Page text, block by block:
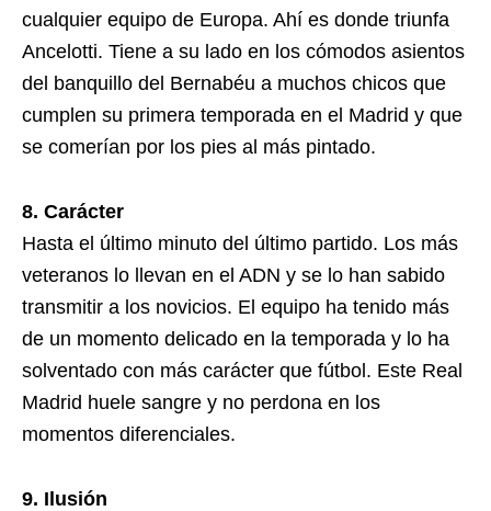
cualquier equipo de Europa. Ahí es donde triunfa
Ancelotti. Tiene a su lado en los cómodos asientos
del banquillo del Bernabéu a muchos chicos que
cumplen su primera temporada en el Madrid y que
se comerían por los pies al más pintado.
8. Carácter
Hasta el último minuto del último partido. Los más
veteranos lo llevan en el ADN y se lo han sabido
transmitir a los novicios. El equipo ha tenido más
de un momento delicado en la temporada y lo ha
solventado con más carácter que fútbol. Este Real
Madrid huele sangre y no perdona en los
momentos diferenciales.
9. Ilusión